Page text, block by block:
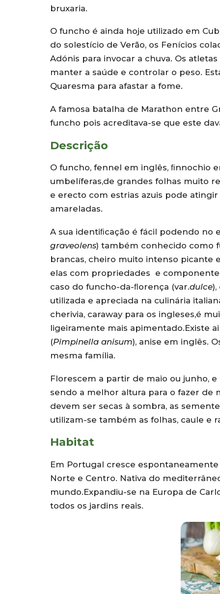
bruxaria.
O funcho é ainda hoje utilizado em
do solestício de Verão, os Fenícios
Adónis para invocar a chuva. Os
manter a saúde e controlar o peso.
Quaresma para afastar a fome.
A famosa batalha de Marathon entre
funcho pois acreditava-se que este
Descrição
O funcho, fennel em inglês, ﬁnnochio
umbelíferas,de grandes folhas muito
e erecto com estrias azuis pode
amareladas.
A sua identiﬁcação é fácil podendo
graveolens) também conhecido como
brancas, cheiro muito intenso picante
elas com propriedades e
caso do funcho-da-ﬂorença (var.dulce
utilizada e apreciada na culinária
cherivia, caraway para os ingleses,é
ligeiramente mais apimentado.Existe
(Pimpinella anisum), anise em inglês.
mesma família.
Florescem a partir de maio ou junho,
sendo a melhor altura para o fazer de
devem ser secas à sombra, as
utilizam-se também as folhas, caule e
Habitat
Em Portugal cresce
Norte e Centro. Nativa do
mundo.Expandiu-se na Europa de
todos os jardins reais.